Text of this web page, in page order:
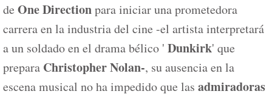
de One Directionpara iniciar una prometedora
carrera en la industria del cine -el artista interpretará
a un soldado en el drama bélico ' Dunkirk' que
prepara Christopher Nolan-, su ausencia en la
escena musical no ha impedido que las admiradoras